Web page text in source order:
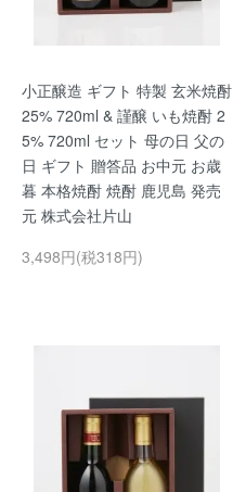
小正醸造 ギフト 特製 玄米焼酎
25% 720ml & 謹醸 いも焼酎 2
5% 720ml セット 母の日 父の
日 ギフト 贈答品 お中元 お歳
暮 本格焼酎 焼酎 鹿児島 発売
元 株式会社片山
3,498円(税318円)